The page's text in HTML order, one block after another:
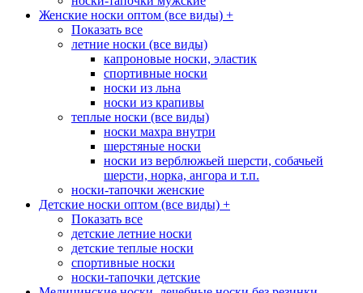
Женские носки оптом (все виды) +
Показать все
летние носки (все виды)
капроновые носки, эластик
спортивные носки
носки из льна
носки из крапивы
теплые носки (все виды)
носки махра внутри
шерстяные носки
носки из верблюжьей шерсти, собачьей
шерсти, норка, ангора и т.п.
носки-тапочки женские
Детские носки оптом (все виды) +
Показать все
детские летние носки
детские теплые носки
спортивные носки
носки-тапочки детские